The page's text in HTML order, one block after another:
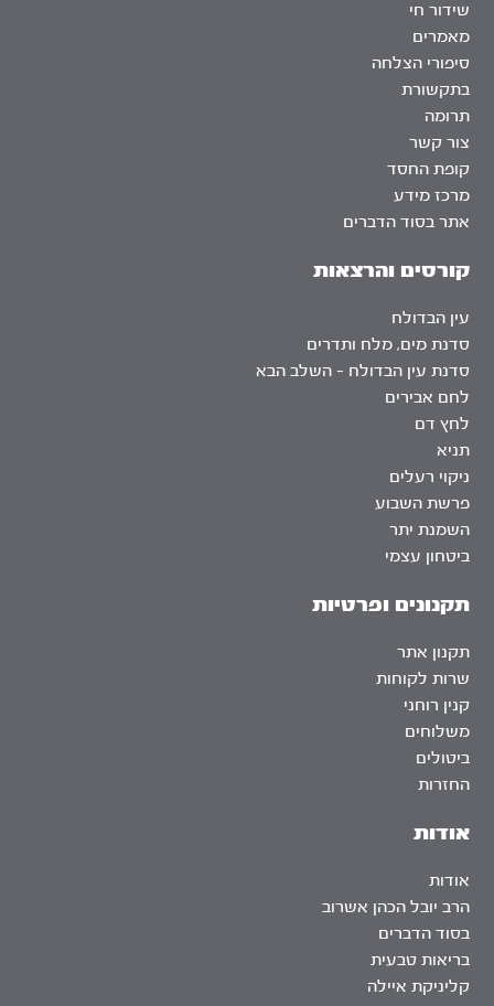
אודות
אודות
הרב יובל הכהן אשרוב
בסוד הדברים
בריאות טבעית
קליניקת איילה
שידור חי
מאמרים
סיפורי הצלחה
בתקשורת
תרומה
צור קשר
קופת החסד
מרכז מידע
אתר בסוד הדברים
קורסים והרצאות
עין הבדולח
סדנת מים, מלח ותדרים
סדנת עין הבדולח – השלב הבא
לחם אבירים
לחץ דם
תניא
ניקוי רעלים
פרשת השבוע
השמנת יתר
ביטחון עצמי
תקנונים ופרטיות
תקנון אתר
שרות לקוחות
קנין רוחני
משלוחים
ביטולים
החזרות